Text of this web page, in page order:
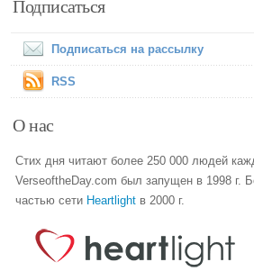
Подписаться
Подписаться на рассылку
RSS
О нас
Стих дня читают более 250 000 людей
VerseoftheDay.com был запущен в 1998 г.
частью сети Heartlight в 2000 г.